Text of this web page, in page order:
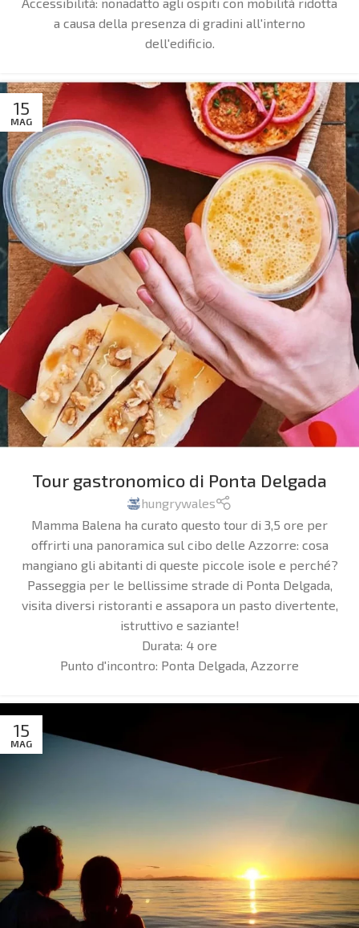
Accessibilità: nonadatto agli ospiti con mobilità ridotta
a causa della presenza di gradini all'interno
dell'edificio.
15
MAG
Tour gastronomico di Ponta Delgada
hungrywales
Mamma Balena ha curato questo tour di 3,5 ore per
offrirti una panoramica sul cibo delle Azzorre: cosa
mangiano gli abitanti di queste piccole isole e perché?
Passeggia per le bellissime strade di Ponta Delgada,
visita diversi ristoranti e assapora un pasto divertente,
istruttivo e saziante!
Durata: 4 ore
Punto d'incontro: Ponta Delgada, Azzorre
15
MAG